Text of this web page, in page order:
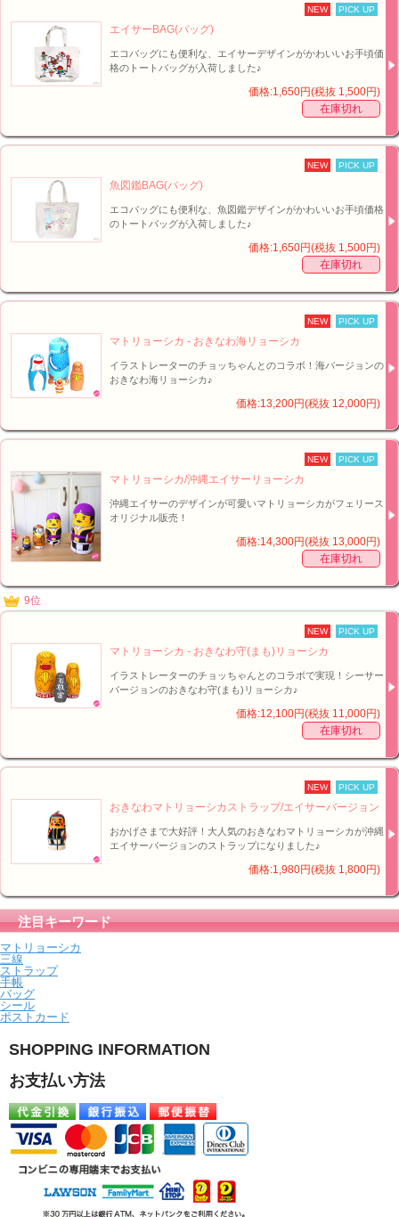
NEW PICK UP
エイサーBAG(バッグ)
エコバッグにも便利な、エイサーデザインがかわいいお手頃価
格のトートバッグが入荷しました♪
価格:1,650円(税抜 1,500円)
在庫切れ
NEW PICK UP
魚図鑑BAG(バッグ)
エコバッグにも便利な、魚図鑑デザインがかわいいお手頃価格
のトートバッグが入荷しました♪
価格:1,650円(税抜 1,500円)
在庫切れ
NEW PICK UP
マトリョーシカ - おきなわ海リョーシカ
イラストレーターのチョッちゃんとのコラボ！海バージョンの
おきなわ海リョーシカ♪
価格:13,200円(税抜 12,000円)
NEW PICK UP
マトリョーシカ/沖縄エイサーリョーシカ
沖縄エイサーのデザインが可愛いマトリョーシカがフェリース
オリジナル販売！
価格:14,300円(税抜 13,000円)
在庫切れ
9位
NEW PICK UP
マトリョーシカ - おきなわ守(まも)リョーシカ
イラストレーターのチョッちゃんとのコラボで実現！シーサー
バージョンのおきなわ守(まも)リョーシカ♪
価格:12,100円(税抜 11,000円)
在庫切れ
NEW PICK UP
おきなわマトリョーシカストラップ/エイサーバージョン
おかげさまで大好評！大人気のおきなわマトリョーシカが沖縄
エイサーバージョンのストラップになりました♪
価格:1,980円(税抜 1,800円)
注目キーワード
マトリョーシカ
三線
ストラップ
手帳
バッグ
シール
ポストカード
SHOPPING INFORMATION
お支払い方法